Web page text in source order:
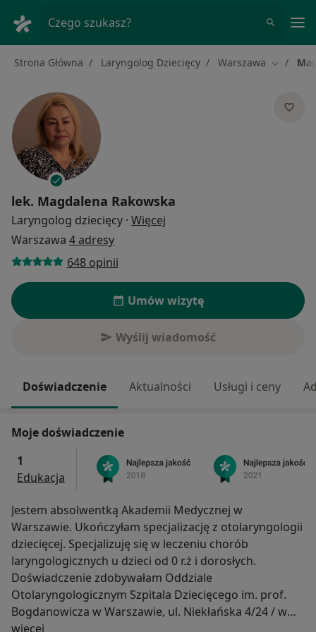
Czego szukasz?
Strona Główna Laryngolog Dziecięcy Warszawa Zmień
lek. Magdalena Rakowska
Laryngolog dziecięcy · Więcej
Warszawa 4 adresy
648 opinii
Umów wizytę
Wyślij wiadomość
Doświadczenie Aktualności Usługi i ceny
Moje doświadczenie
1
Edukacja
Jestem absolwentką Akademii Medycznej w
Warszawie. Ukończyłam specjalizację z otolaryngologii
dziecięcej. Specjalizuję się w leczeniu chorób
laryngologicznych u dzieci od 0 r.ż i dorosłych.
Doświadczenie zdobywałam Oddziale
Otolaryngologicznym Szpitala Dziecięcego im. prof.
Bogdanowicza w Warszawie, ul. Niekłańska 4/24 / w
tym czasie roczny staż w Klinice Otolaryngologicznej
więcej